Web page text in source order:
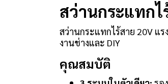
สว่านกระแทกไ
สว่านกระแทกไร้สาย 20V แ
งานช่างและ DIY
คุณสมบัติ